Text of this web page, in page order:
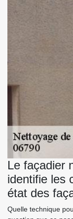
Le façadier
identifie les
état des
Quelle technique